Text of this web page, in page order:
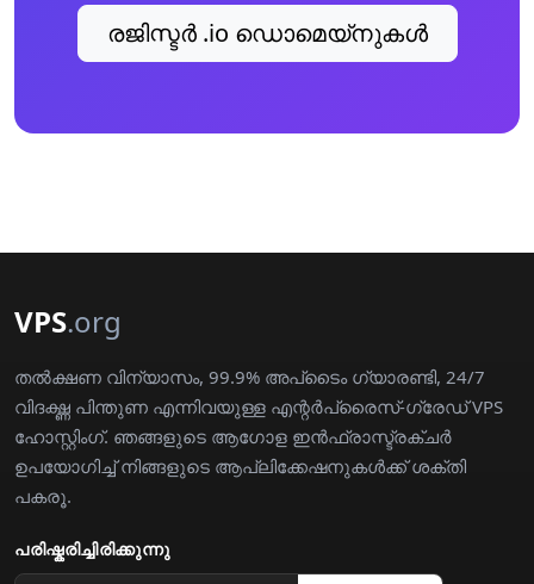
രജിസ്ടര്‍ .io ഡൊമെയ്നുകള്‍
VPS.org
തൽക്ഷണ വിന്യാസം, 99.9% അപ്‌ടൈം ഗ്യാരണ്ടി, 24/7
വിദഗ്ദ്ധ പിന്തുണ എന്നിവയുള്ള എന്റർപ്രൈസ്-ഗ്രേഡ് VPS
ഹോസ്റ്റിംഗ്. ഞങ്ങളുടെ ആഗോള ഇൻഫ്രാസ്ട്രക്ചർ
ഉപയോഗിച്ച് നിങ്ങളുടെ ആപ്ലിക്കേഷനുകൾക്ക് ശക്തി
പകരൂ.
പരിഷ്കരിച്ചിരിക്കുന്നു